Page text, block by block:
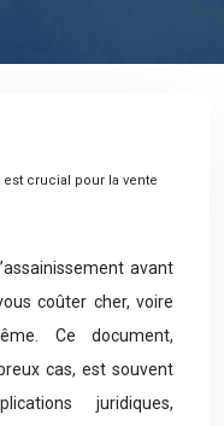
crucial pour la vente
avant
coûter cher, voire
Ce document,
cas, est souvent
juridiques,